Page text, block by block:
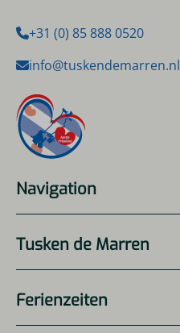
+31 (0) 85 888 0520
info@tuskendemarren.nl
Navigation
Tusken de Marren
Ferienzeiten